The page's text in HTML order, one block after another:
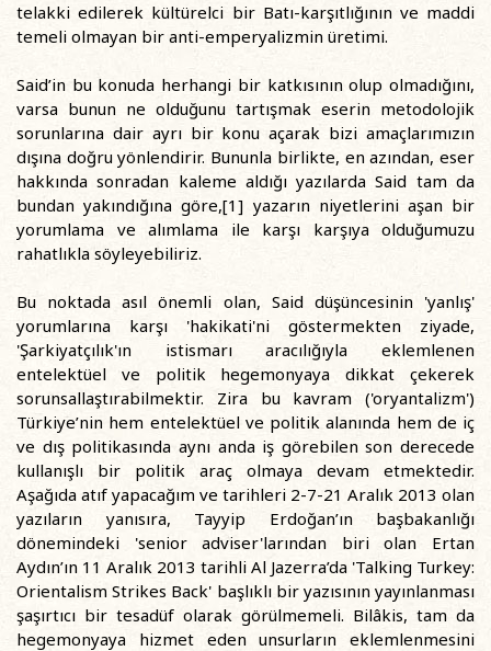
telakki edilerek kültürelci bir Batı-karşıtlığının ve maddi
temeli olmayan bir anti-emperyalizmin üretimi.
Said’in bu konuda herhangi bir katkısının olup olmadığını,
varsa bunun ne olduğunu tartışmak eserin metodolojik
sorunlarına dair ayrı bir konu açarak bizi amaçlarımızın
dışına doğru yönlendirir. Bununla birlikte, en azından, eser
hakkında sonradan kaleme aldığı yazılarda Said tam da
bundan yakındığına göre,[1] yazarın niyetlerini aşan bir
yorumlama ve alımlama ile karşı karşıya olduğumuzu
rahatlıkla söyleyebiliriz.
Bu noktada asıl önemli olan, Said düşüncesinin 'yanlış'
yorumlarına karşı 'hakikati'ni göstermekten ziyade,
'Şarkiyatçılık'ın istismarı aracılığıyla eklemlenen
entelektüel ve politik hegemonyaya dikkat çekerek
sorunsallaştırabilmektir. Zira bu kavram ('oryantalizm')
Türkiye’nin hem entelektüel ve politik alanında hem de iç
ve dış politikasında aynı anda iş görebilen son derecede
kullanışlı bir politik araç olmaya devam etmektedir.
Aşağıda atıf yapacağım ve tarihleri 2-7-21 Aralık 2013 olan
yazıların yanısıra, Tayyip Erdoğan’ın başbakanlığı
dönemindeki 'senior adviser'larından biri olan Ertan
Aydın’ın 11 Aralık 2013 tarihli Al Jazerra’da 'Talking Turkey:
Orientalism Strikes Back' başlıklı bir yazısının yayınlanması
şaşırtıcı bir tesadüf olarak görülmemeli. Bilâkis, tam da
hegemonyaya hizmet eden unsurların eklemlenmesini